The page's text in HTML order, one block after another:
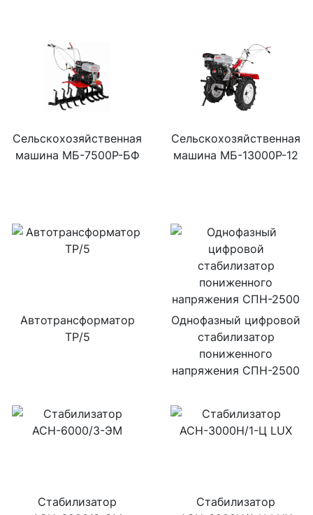
Сельскохозяйственная
машина МБ-7500P-БФ
Сельскохозяйственная
машина МБ-13000P-12
Автотрансформатор
ТР/5
Однофазный цифровой
стабилизатор
пониженного
напряжения СПН-2500
Стабилизатор
Стабилизатор